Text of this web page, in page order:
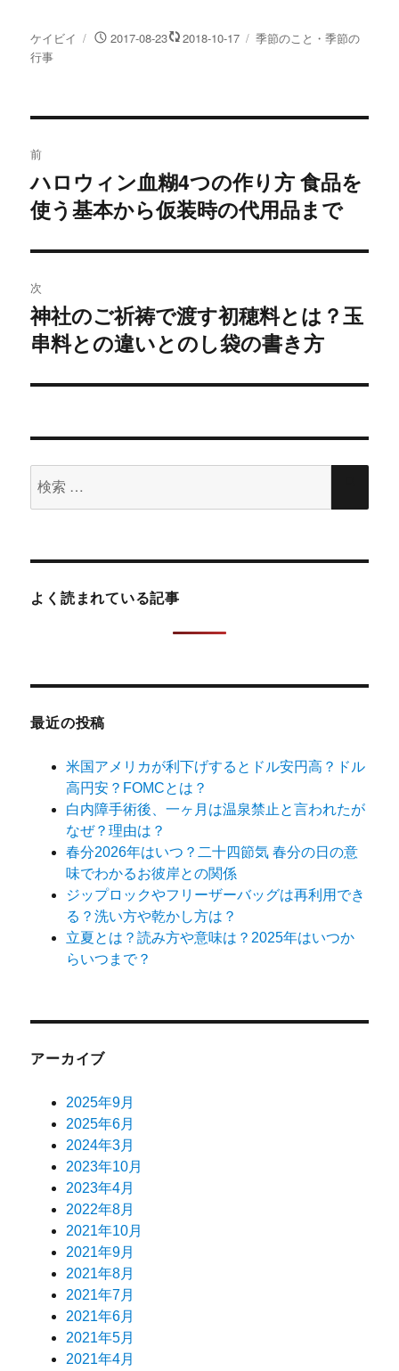
w
i
有
ィ
ン
ド
ウ
で
ま
k
で
ク
く
だ
さ
い
(
い
ウ
で
開
き
ま
投
稿
ケイビイ
投 2017-08-23 2018-10-17
カ
季節のこと・季節の
行事
稿
ナ
ビ
ゲ
ー
シ
ン
前
過
去
投
稿:
ハロウィン血糊4つの作り方 食品を
使う基本から仮装時の代用品まで
次
次
の
稿:
神社のご祈祷で渡す初穂料とは？玉
串料との違いとのし袋の書き方
索
よく読まれている記事
最近の投稿
米国アメリカが利下げするとドル安円高？ドル
高円安？FOMCとは？
白内障手術後、一ヶ月は温泉禁止と言われたが
なぜ？理由は？
春分2026年はいつ？二十四節気 春分の日の意
味でわかるお彼岸との関係
ジップロックやフリーザーバッグは再利用でき
る？洗い方や乾かし方は？
立夏とは？読み方や意味は？2025年はいつか
らいつまで？
アーカイブ
2025年9月
2025年6月
2024年3月
2023年10月
2023年4月
2022年8月
2021年10月
2021年9月
2021年8月
2021年7月
2021年6月
2021年5月
2021年4月